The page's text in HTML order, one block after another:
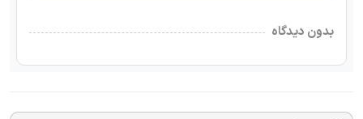
بدون دیدگاه